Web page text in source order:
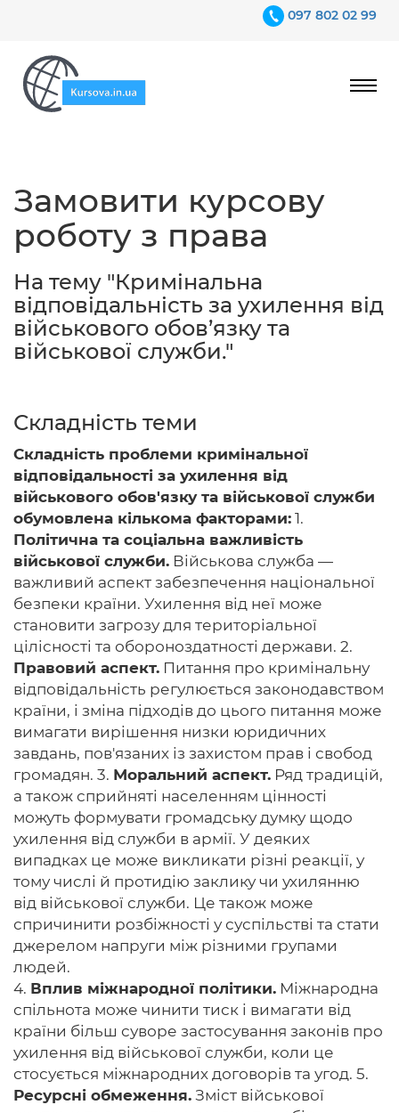
097 802 02 99
Замовити курсову
роботу з права
На тему "Кримінальна
відповідальність за ухилення від
військового обов’язку та
військової служби."
Складність теми
Складність проблеми кримінальної
відповідальності за ухилення від
військового обов'язку та військової служби
обумовлена ​​кількома факторами: 1.
Політична та соціальна важливість
військової служби. Військова служба —
важливий аспект забезпечення національної
безпеки країни. Ухилення від неї може
становити загрозу для територіальної
цілісності та обороноздатності держави. 2.
Правовий аспект. Питання про кримінальну
відповідальність регулюється законодавством
країни, і зміна підходів до цього питання може
вимагати вирішення низки юридичних
завдань, пов'язаних із захистом прав і свобод
громадян. 3. Моральний аспект. Ряд традицій,
а також сприйняті населенням цінності
можуть формувати громадську думку щодо
ухилення від служби в армії. У деяких
випадках це може викликати різні реакції, у
тому числі й протидію заклику чи ухилянню
від військової служби. Це також може
спричинити розбіжності у суспільстві та стати
джерелом напруги між різними групами
людей.
4. Вплив міжнародної політики. Міжнародна
спільнота може чинити тиск і вимагати від
країни більш суворе застосування законів про
ухилення від військової служби, коли це
стосується міжнародних договорів та угод. 5.
Ресурсні обмеження. Зміст військової
Гарантії
Відгуки
Контакти
Головна
Авторам
Умови
Вхiд